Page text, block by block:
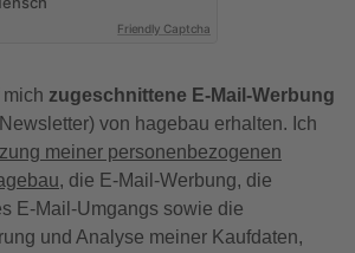
Friendly Captcha
mich zugeschnittene E-Mail-Werbung
von hagebau erhalten. Ich
meiner personenbezogenen
, die E-Mail-Werbung, die
E-Mail-Umgangs sowie die
und Analyse meiner Kaufdaten,